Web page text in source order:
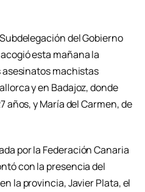
del Gobierno
esta mañana la
asesinatos machistas
y en Badajoz, donde
años, y María del Carmen, de
por la Federación Canaria
con la presencia del
la provincia, Javier Plata, el